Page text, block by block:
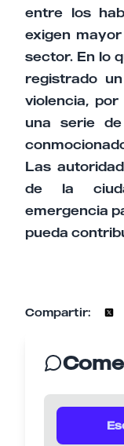
entre los
exigen
sector. En lo
registrado
violencia,
una serie
Las
de la
emergencia
pueda
Compartir: